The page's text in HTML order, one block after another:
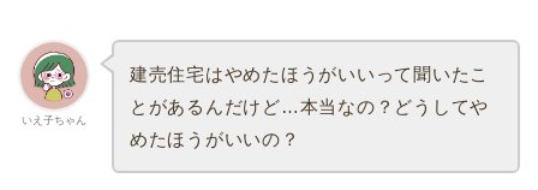
いえ子ちゃん
建売住宅はやめたほうがいいって聞いたこ
とがあるんだけど…本当なの？どうしてや
めたほうがいいの？